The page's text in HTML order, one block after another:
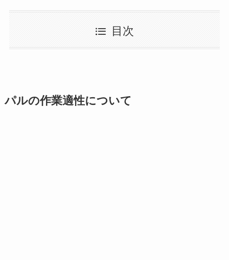
目次
パルの作業適性について